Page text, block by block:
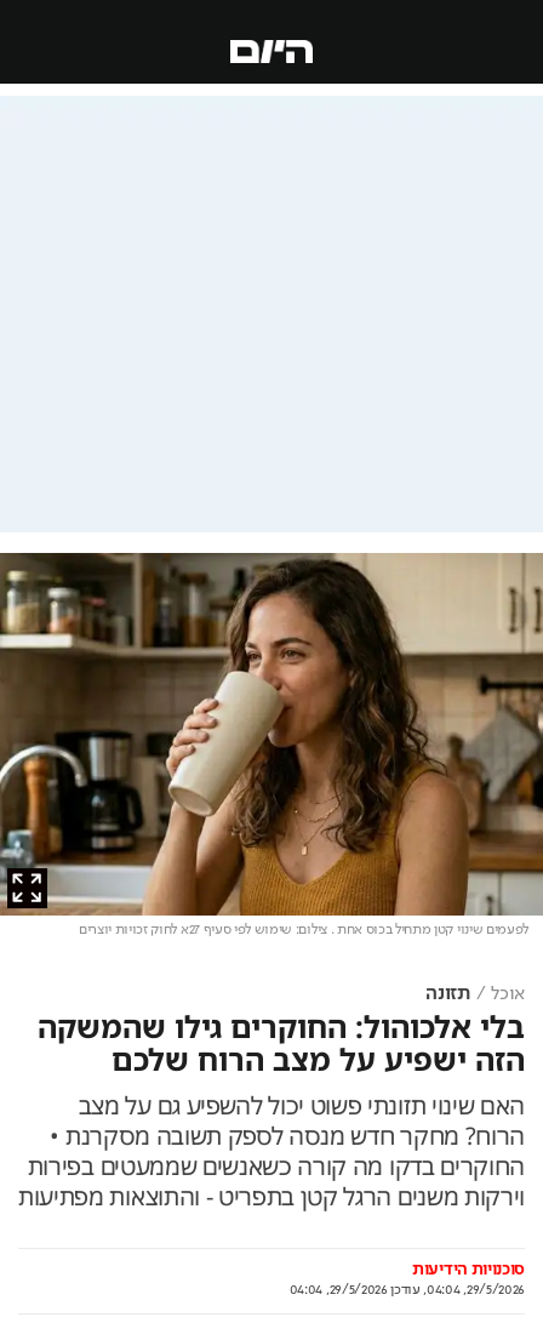
לפעמים שינוי קטן מתחיל בכוס אחת. צילום: שימוש לפי סעיף 27א לחוק זכויות יוצרים
אוכל תזונה
בלי אלכוהול: החוקרים גילו שהמשקה
הזה ישפיע על מצב הרוח שלכם
האם שינוי תזונתי פשוט יכול להשפיע גם על מצב
הרוח? מחקר חדש מנסה לספק תשובה מסקרנת •
החוקרים בדקו מה קורה כשאנשים שממעטים בפירות
וירקות משנים הרגל קטן בתפריט - והתוצאות מפתיעות
סוכנויות הידיעות
29/5/2026, 04:04
, עודכן 29/5/2026, 04:04